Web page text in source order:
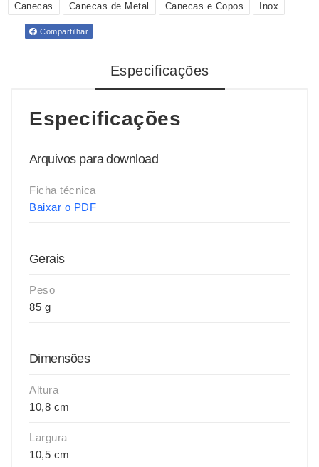
Canecas Canecas de Metal Canecas e Copos Inox
Compartilhar
Especificações
Especificações
Arquivos para download
Ficha técnica
Baixar o PDF
Gerais
Peso
85 g
Dimensões
Altura
10,8 cm
Largura
10,5 cm